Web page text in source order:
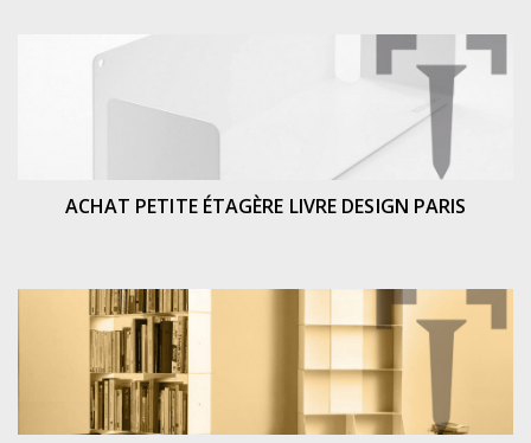
ACHAT PETITE ÉTAGÈRE LIVRE DESIGN PARIS